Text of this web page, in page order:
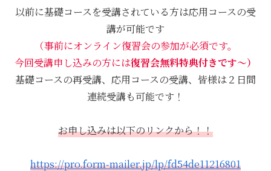
以前に基礎コースを受講されている方は応用コースの受
講が可能です
（事前にオンライン復習会の参加が必須です。
今回受講申し込みの方には復習会無料特典付きです〜）
基礎コースの再受講、応用コースの受講、皆様は２日間
連続受講も可能です！
お申し込みは以下のリンクから！！
https://pro.form-mailer.jp/lp/fd54de11216801